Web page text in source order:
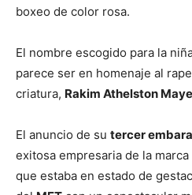
boxeo de color rosa.
El nombre escogido para la
parece ser en homenaje al
criatura, Rakim Athelston
El anuncio de su tercer
exitosa empresaria de la marca
que estaba en estado de